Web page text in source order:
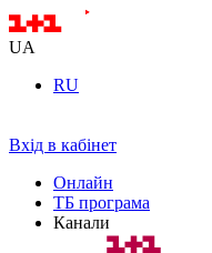
UA
RU
Вхід в кабінет
Онлайн
ТБ програма
Канали